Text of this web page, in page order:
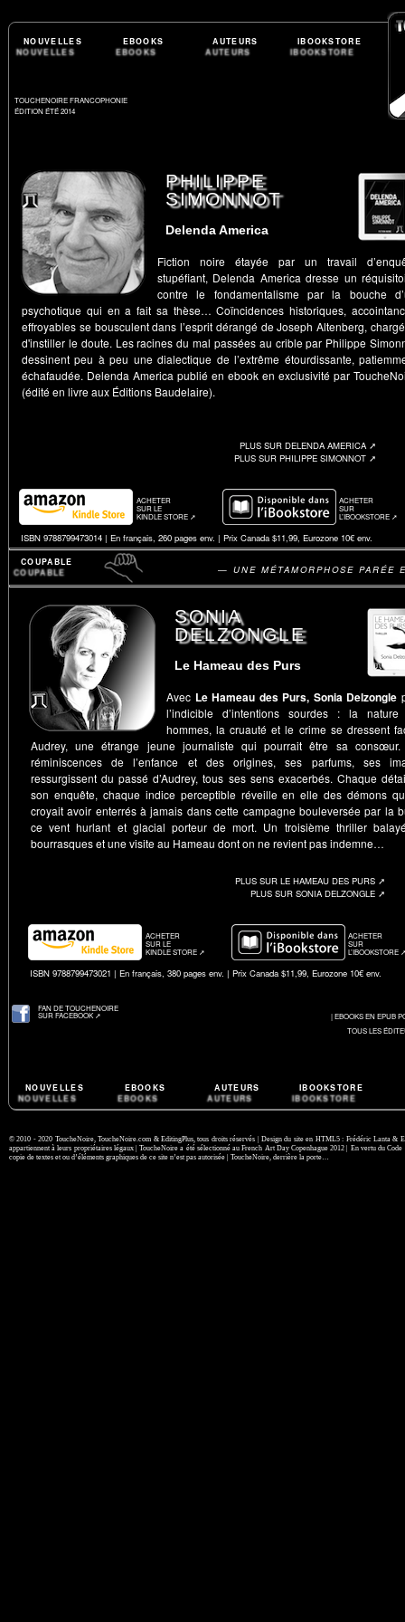
NOUVELLES EBOOKS AUTEURS IBOOKSTORE
TOUCHENOIRE FRANCOPHONIE
ÉDITION ÉTÉ 2014
ISBN 9788799473014 | En français, 260 pages env. | Prix Canada $11,99, Eurozone 10€ env.
ACHETER
SUR LE
KINDLE STORE ➚
ACHETER
SUR
L’IBOOKSTORE ➚
Fiction noire étayée par un travail
stupéfiant, Delenda America dresse un
contre le fondamentalisme par la bouche
psychotique qui en a fait sa thèse… Coïncidences historiques,
effroyables se bousculent dans l’esprit dérangé de Joseph Altenberg,
d'instiller le doute. Les racines du mal passées au crible par Philippe
dessinent peu à peu une dialectique de l’extrême étourdissante,
échafaudée. Delenda America publié en ebook en exclusivité par
(édité en livre aux Éditions Baudelaire).
PLUS SUR DELENDA AMERICA ➚
PLUS SUR PHILIPPE SIMONNOT ➚
PHILIPPE
SIMONNOT
Delenda America
NOUVELLES EBOOKS AUTEURS IBOOKSTORE
FAN DE TOUCHENOIRE
SUR FACEBOOK ➚
| EBOOKS EN EPUB
TOUS LES
ISBN 9788799473021 | En français, 380 pages env. | Prix Canada $11,99, Eurozone 10€ env.
ACHETER
SUR LE
KINDLE STORE ➚
ACHETER
SUR
L’IBOOKSTORE
Avec Le Hameau des Purs, Sonia Delzongle
l’indicible d’intentions sourdes : la nature
hommes, la cruauté et le crime se dressent
Audrey, une étrange jeune journaliste qui pourrait être sa consœur.
réminiscences de l’enfance et des origines, ses parfums, ses
ressurgissent du passé d’Audrey, tous ses sens exacerbés. Chaque
son enquête, chaque indice perceptible réveille en elle des démons
croyait avoir enterrés à jamais dans cette campagne bouleversée par la
ce vent hurlant et glacial porteur de mort. Un troisième thriller
bourrasques et une visite au Hameau dont on ne revient pas indemne…
PLUS SUR LE HAMEAU DES PURS ➚
PLUS SUR SONIA DELZONGLE ➚
SONIA
DELZONGLE
Le Hameau des Purs
© 2010 - 2020 ToucheNoire, ToucheNoire.com & EditingPlus,tous droits réservés | Design du site en HTML5 : Frédéric Lanta &
appartiennent à leurs propriétaires légaux | ToucheNoire a été sélectionné auFrench Art Day Copenhague 2012 | En vertu duCode
copie de textes et ou d’éléments graphiques de ce site n’est pas autorisée | ToucheNoire, derrière la porte…
— UNE MÉTAMORPHOSE PARÉE
COUPABLE